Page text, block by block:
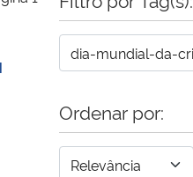
Ordenar por: